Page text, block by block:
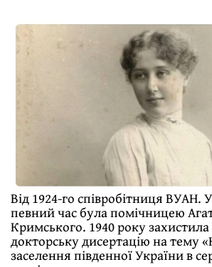
Від 1924-го співробітниця ВУАН.
певний час була помічницею
Кримського. 1940 року
докторську дисертацію на тему
заселення південної України в